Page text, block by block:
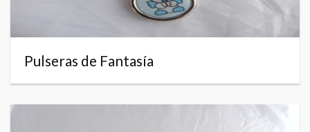
Pulseras de Fantasía